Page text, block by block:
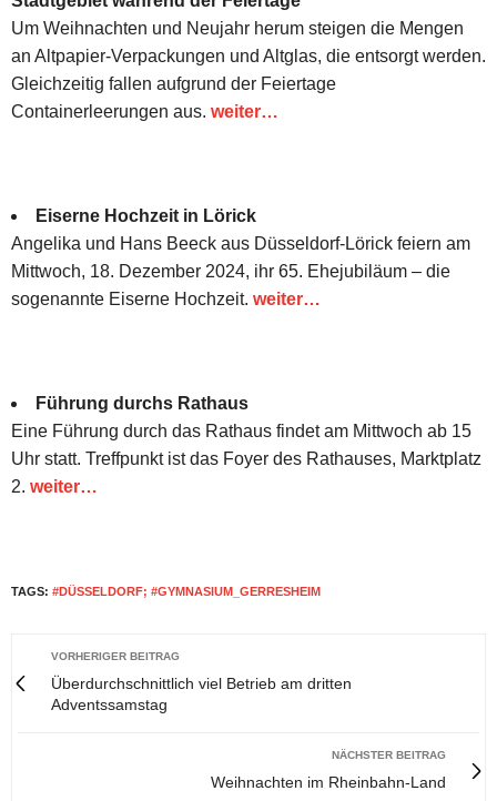
Um Weihnachten und Neujahr herum steigen die Mengen
an Altpapier-Verpackungen und Altglas, die entsorgt werden.
Gleichzeitig fallen aufgrund der Feiertage
Containerleerungen aus. weiter…
Eiserne Hochzeit in Lörick
Angelika und Hans Beeck aus Düsseldorf-Lörick feiern am
Mittwoch, 18. Dezember 2024, ihr 65. Ehejubiläum – die
sogenannte Eiserne Hochzeit. weiter…
Führung durchs Rathaus
Eine Führung durch das Rathaus findet am Mittwoch ab 15
Uhr statt. Treffpunkt ist das Foyer des Rathauses, Marktplatz
2. weiter…
TAGS: #DÜSSELDORF; #GYMNASIUM_GERRESHEIM
VORHERIGER BEITRAG
Überdurchschnittlich viel Betrieb am dritten
Adventssamstag
NÄCHSTER BEITRAG
Weihnachten im Rheinbahn-Land